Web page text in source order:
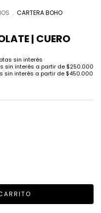
. CARTERA BOHO
| CUERO